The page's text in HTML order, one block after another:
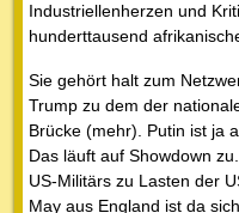
Industriellenherzen und
hunderttausend
Sie gehört halt zum
Trump zu dem der
Brücke (mehr). Putin ist ja
Das läuft auf Showdown
US-Militärs zu Lasten der
May aus England ist da